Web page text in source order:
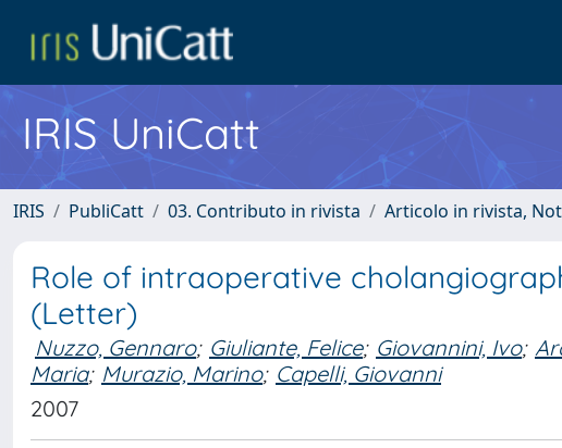
IRIS UniCatt
IRIS PubliCatt 03. Contributo in rivista Articolo in rivista,
Role of intraoperative
(Letter)
Nuzzo, Gennaro; Giuliante, Felice; Giovannini, Ivo;
Maria; Murazio, Marino; Capelli, Giovanni
2007